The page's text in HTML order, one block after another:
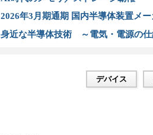
2026年3月期通期 国内半導体装置メ
身近な半導体技術 ～電気・電源の仕
デバイス